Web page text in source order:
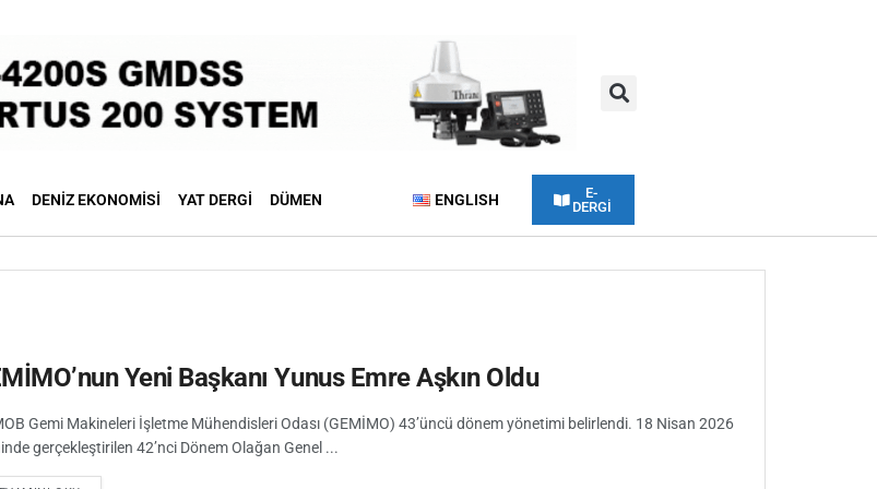
DENIZ EKONOMISI YAT DERGI DÜMEN ENGLISH
E-
DERGİ
Yeni Başkanı Yunus Emre Aşkın Oldu
Gemi Makineleri İşletme Mühendisleri Odası (GEMİMO) 43’üncü dönem yönetimi belirlendi. 18 Nisan 2026
gerçekleştirilen 42’nci Dönem Olağan Genel ...